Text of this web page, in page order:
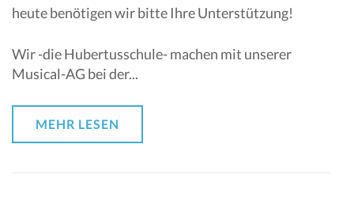
heute benötigen wir bitte Ihre Unterstützung!
Wir -die Hubertusschule- machen mit unserer
Musical-AG bei der...
MEHR LESEN